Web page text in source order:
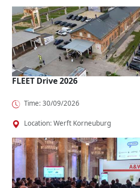
Octavia,
dass
Fahrspaß
o...
bi bZ4X
To...
VLE
FLEET Drive 2026
Time: 30/09/2026
Location: Werft Korneuburg